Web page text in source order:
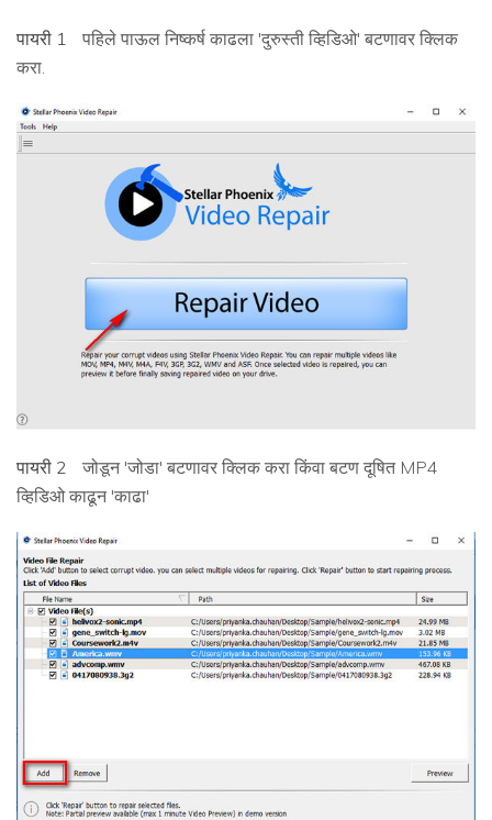
पायरी 1
पहिले पाऊल निष्कर्ष काढला 'दुरुस्ती व्हिडिओ' बटणावर क्लिक
करा.
पायरी 2
जोडून 'जोडा' बटणावर क्लिक करा किंवा बटण दूषित MP4
व्हिडिओ काढून 'काढा'